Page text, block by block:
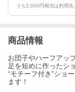
うち2,000円相当は利用先
商品情報
お団子やハーフアッ
足を短めに作ったシ
“モチーフ付き”ショ
ます！